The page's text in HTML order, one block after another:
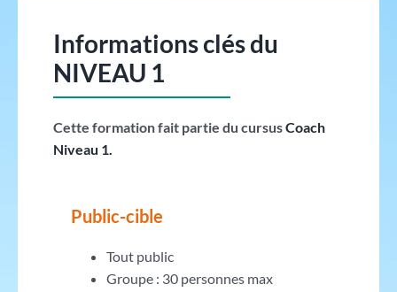
Informations clés du
NIVEAU 1
Cette formation fait partie du cursusCoach
Niveau 1.
Public-cible
Tout public
Groupe : 30 personnes max